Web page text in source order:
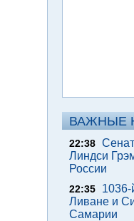
ВАЖНЫЕ
22:38
Линдси
России
22:35
1036-
Ливане и
Самарии